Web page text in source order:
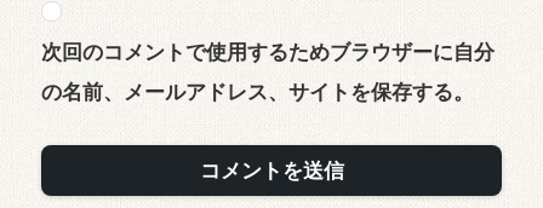
次回のコメントで使用するためブラウザーに自分
の名前、メールアドレス、サイトを保存する。